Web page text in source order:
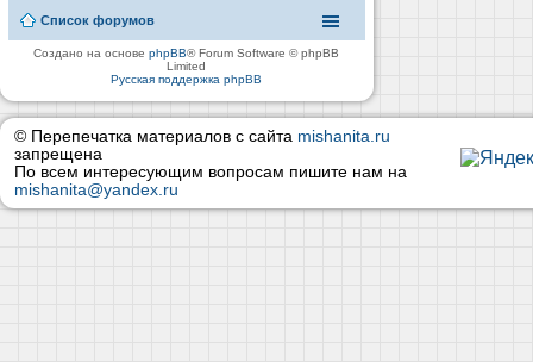
Список форумов
Создано на основеphpBB® Forum Software © phpBB
Limited
Русская поддержка phpBB
© Перепечатка материалов с сайта mishanita.ru
запрещена
По всем интересующим вопросам пишите нам на
mishanita@yandex.ru